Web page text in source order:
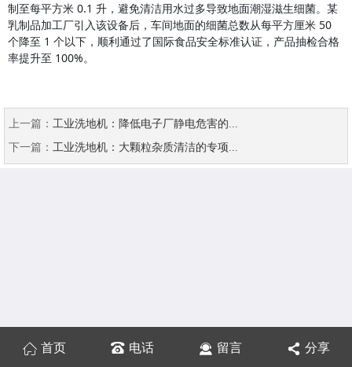
制至每平方米 0.1 升，避免清洁用水过多导致地面潮湿滋生细菌。某
乳制品加工厂引入该设备后，车间地面的细菌总数从每平方厘米 50
个降至 1 个以下，顺利通过了国际食品安全标准认证，产品抽检合格
率提升至 100%。
上一篇： 工业洗地机：降低电子厂静电危害的...
下一篇： 工业洗地机：大颗粒杂质清洁的专项...
首页 电话 留言 分享